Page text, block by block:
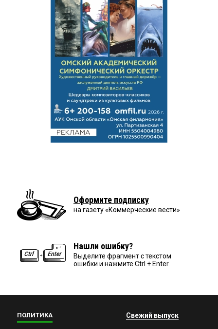
Оформите подписку
на газету «Коммерческие вести»
Нашли ошибку?
Выделите фрагмент с текстом
ошибки и нажмите Ctrl + Enter.
ПОЛИТИКА Свежий выпуск